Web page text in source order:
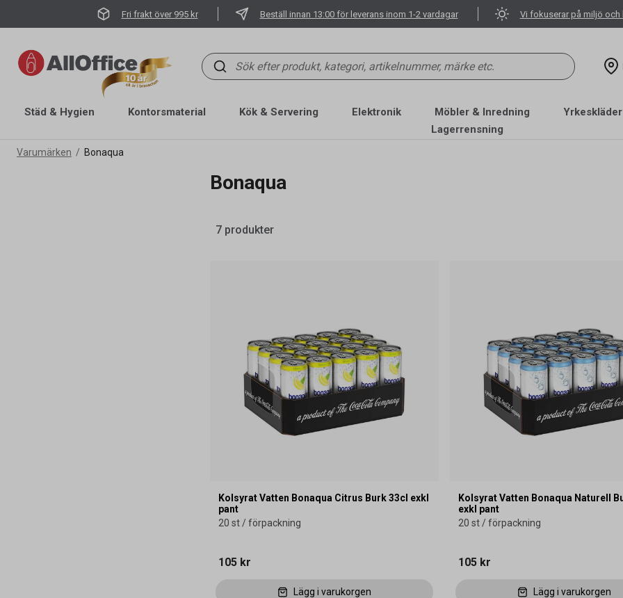
Fri frakt över 995 kr Beställ innan 13:00 för leverans inom 1-2 vardagar Vi fokuserar på miljö och
Städ & Hygien Kontorsmaterial Kök & Servering Elektronik Möbler & Inredning
Lagerrensning
Varumärken Bonaqua
Bonaqua
7 produkter
Kolsyrat Vatten Bonaqua Citrus Burk 33cl exkl
pant
20 st / förpackning
105 kr
Lägg i varukorgen
Kolsyrat Vatten Bonaqua Naturell
exkl pant
20 st / förpackning
105 kr
Lägg i varukorgen